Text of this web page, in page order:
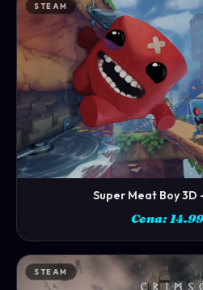
STEAM
ZOBACZ
Super Meat Boy 3D
Cena:
STEAM